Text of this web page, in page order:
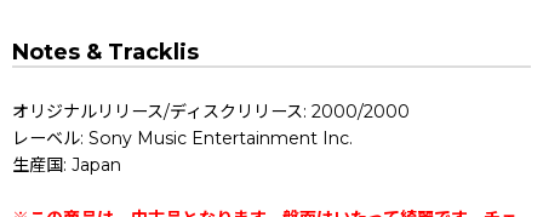
Notes & Tracklis
オリジナルリリース/ディスクリリース: 2000/2000
レーベル: Sony Music Entertainment Inc.
生産国: Japan